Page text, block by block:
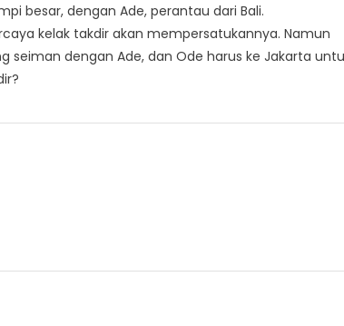
besar, dengan Ade, perantau dari Bali.
kelak takdir akan mempersatukannya. Namun
dengan Ade, dan Ode harus ke Jakarta